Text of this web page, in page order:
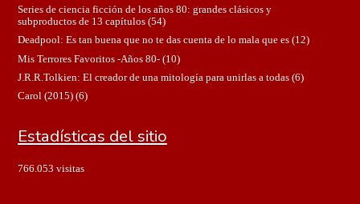
Series de ciencia ficción de los años 80: grandes clásicos y
subproductos de 13 capítulos(54)
Deadpool: Es tan buena que no te das cuenta de lo mala que es(12)
Mis Terrores Favoritos -Años 80-(10)
J.R.R.Tolkien: El creador de una mitología para unirlas a todas(6)
Carol (2015)(6)
Estadísticas del sitio
766.053 visitas